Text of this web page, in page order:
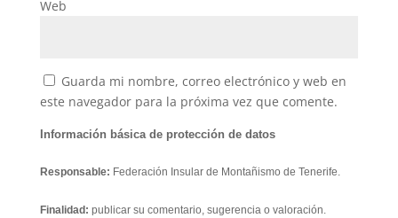
Web
Guarda mi nombre, correo electrónico y web en
este navegador para la próxima vez que comente.
Información básica de protección de datos
Responsable: Federación Insular de Montañismo de Tenerife.
Finalidad: publicar su comentario, sugerencia o valoración.